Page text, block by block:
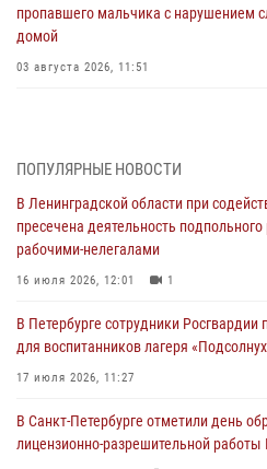
пропавшего мальчика с нарушением
домой
03 августа 2026, 11:51
03 августа 2026, 10:15 1
Сотрудники ГУ Росгвардии приняли
Западного округа войск
боевому самбо
03 августа 2026, 10:07
В Ленобласти сотрудники ОМОН
полиции в проведении
03 августа 2026, 09:16
В Петербурге сотрудники Росгвардии
День Воздушно-десантных войск
ПОПУЛЯРНЫЕ НОВОСТИ
В Ленинградской области при
пресечена деятельность
рабочими-нелегалами
16 июля 2026, 12:01 1
В Петербурге сотрудники Росгвардии
для воспитанников лагеря
17 июля 2026, 11:27
В Санкт-Петербурге отметили день
лицензионно-разрешительной работы